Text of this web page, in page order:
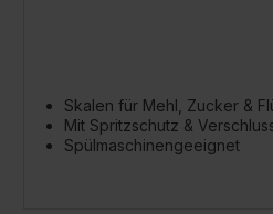
Skalen für Mehl, Zucker &
Mit Spritzschutz &
Spülmaschinengeeignet